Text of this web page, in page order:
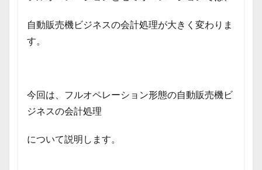
自動販売機ビジネスの会計処理が大きく変わりま
す。
今回は、フルオペレーション形態の自動販売機ビ
ジネスの会計処理
について説明します。